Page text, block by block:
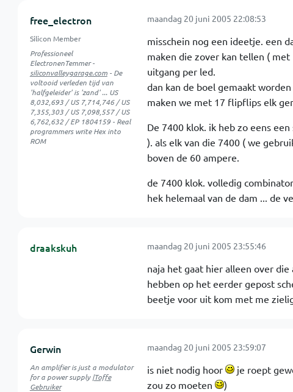
free_electron
Silicon Member
Professioneel
ElectronenTemmer -
siliconvalleygarage.com- De
voltooid verleden tijd van
'halfgeleider' is 'zand' ... US
8,032,693 / US 7,714,746 / US
7,355,303 / US 7,098,557 / US
6,762,632 / EP 1804159 - Real
programmers write Hex into
ROM
maandag 20 juni 2005 22:08:53
misschein nog een ideetje. een
maken die zover kan tellen (
uitgang per led.
dan kan de boel gemaakt
maken we met 17 flipflips elk
De 7400 klok. ik heb zo eens
). als elk van die 7400 ( we
boven de 60 ampere.
de 7400 klok. volledig
hek helemaal van de dam ... de
draakskuh maandag 20 juni 2005 23:55:46
naja het gaat hier alleen over
hebben op het eerder gepost
beetje voor uit kom met me
Gerwin
An amplifier is just a modulator
for a power supply |Toffe
Gebruiker
maandag 20 juni 2005 23:59:07
is niet nodig hoor
je roept
zou zo moeten
)